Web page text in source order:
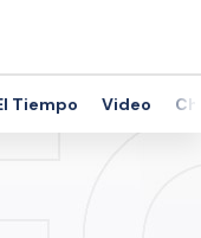
Tiempo Video